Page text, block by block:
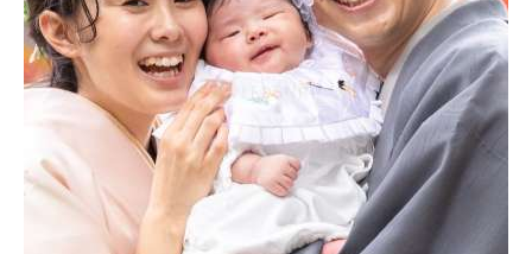
実際にお手にとってご覧いただくまで、
実感していただくのは難しいのかもしれません。
ましてや一度に作れる数には限りがあります。
しかしその分、
丁寧な１冊１冊をお届けしてきたLIFESNAPが
自信をもっておすすめします！